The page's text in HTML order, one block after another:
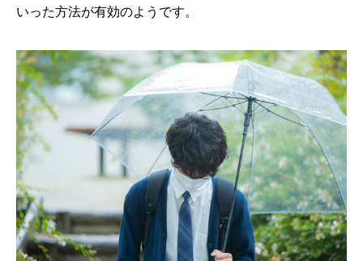
いった方法が有効のようです。